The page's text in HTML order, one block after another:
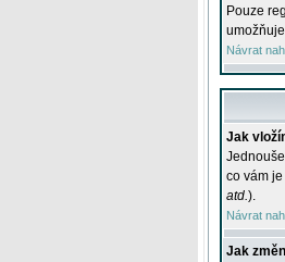
Pouze
Návrat
Jak
co vám
atd.).
Návrat
Jak